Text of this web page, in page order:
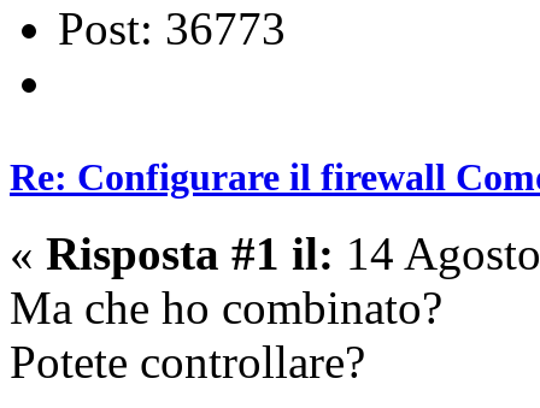
Post: 36773
Re: Configurare il firewall
« Risposta #1 il: 14
Ma che ho combinato?
Potete controllare?